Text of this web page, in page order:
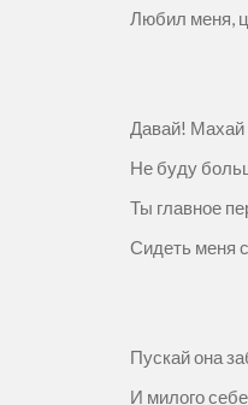
Любил меня,
Давай! Махай
Не буду
Ты главное
Сидеть меня
Пускай она
И милого